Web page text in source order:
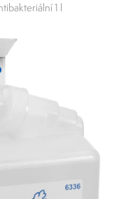
1 l